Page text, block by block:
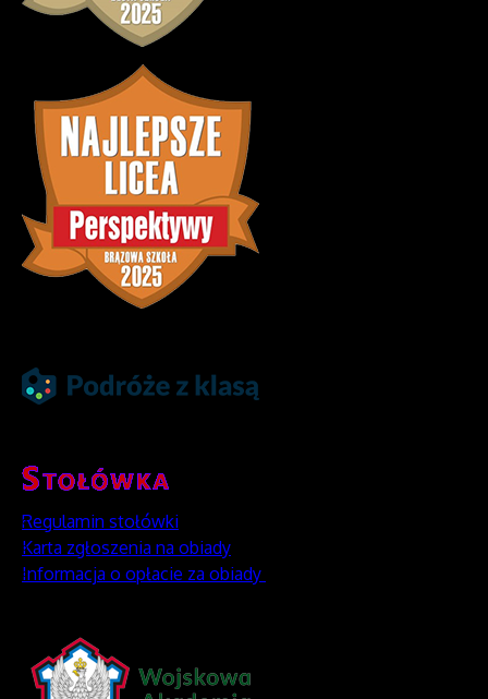
Regulamin stołówki
Karta zgłoszenia na obiady
Informacja o opłacie za obiady